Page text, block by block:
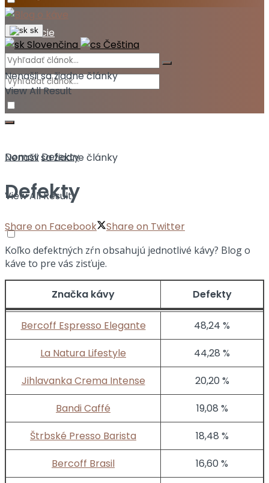
Akcie
Nenašli sa žiadne články
View All Result
sk
Slovenčina Čeština
Nenašli sa žiadne články
View All Result
DomovDefekty
Defekty
Share on Facebook Share on Twitter
Koľko defektných zŕn obsahujú jednotlivé kávy? Blog o
káve to pre vás zisťuje.
Značka kávy Defekty
Bercoff Espresso Elegante
48,24 %
La Natura Lifestyle
44,28 %
Jihlavanka Crema Intense
20,20 %
Bandi Caffé
19,08 %
Štrbské Presso Barista
18,48 %
Bercoff Brasil
16,60 %